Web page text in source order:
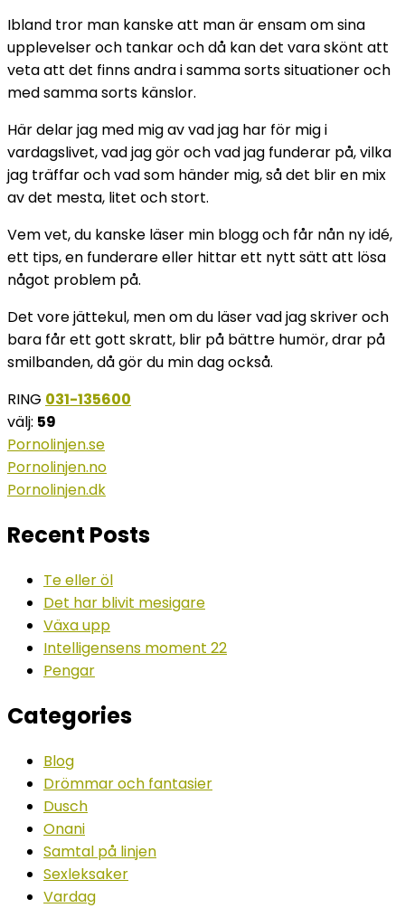
Ibland tror man kanske att man är ensam om sina
upplevelser och tankar och då kan det vara skönt att
veta att det finns andra i samma sorts situationer och
med samma sorts känslor.
Här delar jag med mig av vad jag har för mig i
vardagslivet, vad jag gör och vad jag funderar på, vilka
jag träffar och vad som händer mig, så det blir en mix
av det mesta, litet och stort.
Vem vet, du kanske läser min blogg och får nån ny idé,
ett tips, en funderare eller hittar ett nytt sätt att lösa
något problem på.
Det vore jättekul, men om du läser vad jag skriver och
bara får ett gott skratt, blir på bättre humör, drar på
smilbanden, då gör du min dag också.
RING 031-135600
välj: 59
Pornolinjen.se
Pornolinjen.no
Pornolinjen.dk
Recent Posts
Te eller öl
Det har blivit mesigare
Växa upp
Intelligensens moment 22
Pengar
Categories
Blog
Drömmar och fantasier
Dusch
Onani
Samtal på linjen
Sexleksaker
Vardag